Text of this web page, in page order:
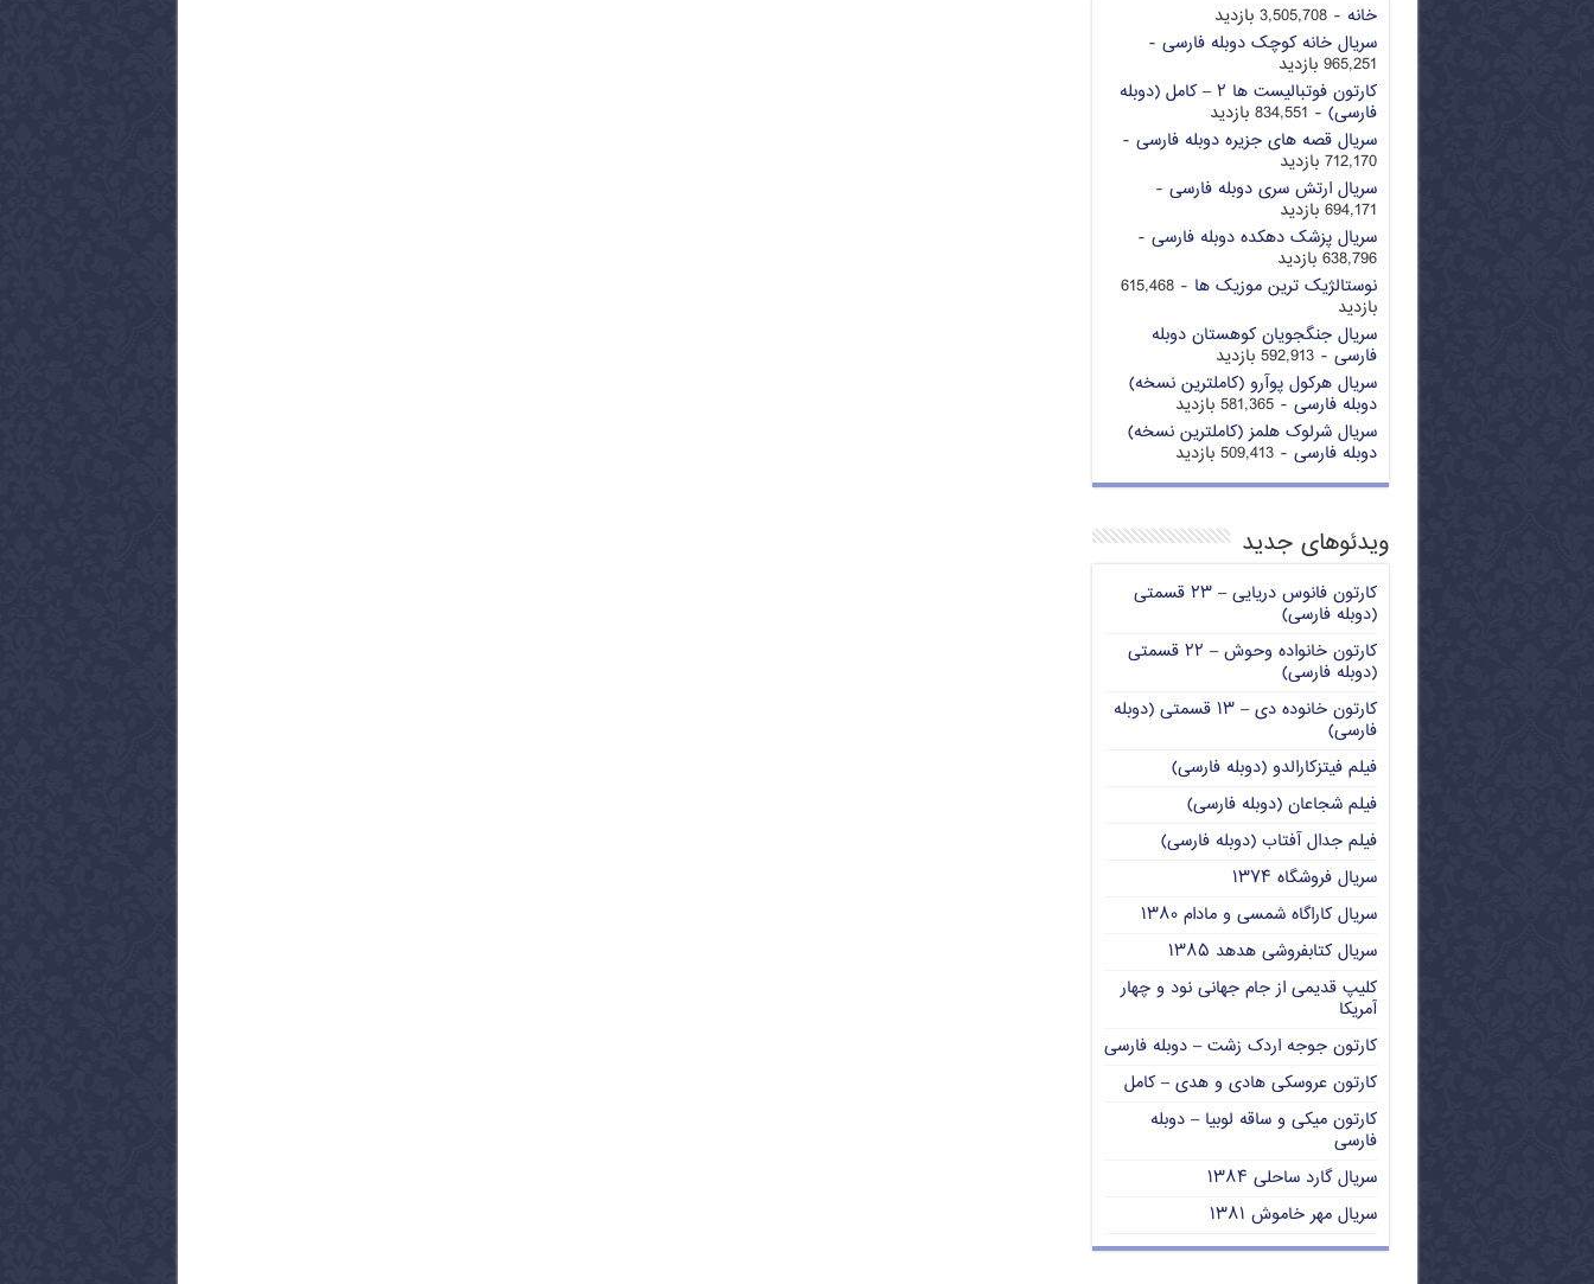
خانه - 3,505,708 بازدید
سریال خانه کوچک دوبله فارسی -
965,251 بازدید
کارتون فوتبالیست ها ۲ – کامل (دوبله
فارسی) - 834,551 بازدید
سریال قصه های جزیره دوبله فارسی -
712,170 بازدید
سریال ارتش سری دوبله فارسی -
694,171 بازدید
سریال پزشک دهکده دوبله فارسی -
638,796 بازدید
نوستالژیک ترین موزیک ها
- 615,468
بازدید
سریال جنگجویان کوهستان دوبله
فارسی - 592,913 بازدید
سریال هرکول پوآرو (کاملترین نسخه)
دوبله فارسی - 581,365 بازدید
سریال شرلوک هلمز (کاملترین نسخه)
دوبله فارسی - 509,413 بازدید
ویدئوهای جدید
کارتون فانوس دریایی – ۲۳ قسمتی
(دوبله فارسی)
کارتون خانواده وحوش – ۲۲ قسمتی
(دوبله فارسی)
کارتون خانوده دی – ۱۳ قسمتی (دوبله
فارسی)
فیلم فیتزکارالدو (دوبله فارسی)
فیلم شجاعان (دوبله فارسی)
فیلم جدال آفتاب (دوبله فارسی)
سریال فروشگاه ۱۳۷۴
سریال کاراگاه شمسی و مادام ۱۳۸۰
سریال کتابفروشی هدهد ۱۳۸۵
کلیپ قدیمی از جام جهانی نود و چهار
آمریکا
کارتون جوجه اردک زشت – دوبله فارسی
کارتون عروسکی هادی و هدی – کامل
کارتون میکی و ساقه لوبیا – دوبله
فارسی
سریال گارد ساحلی ۱۳۸۴
سریال مهر خاموش ۱۳۸۱